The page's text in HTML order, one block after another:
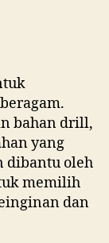
bahan drill,
yang
dibantu oleh
memilih
dan